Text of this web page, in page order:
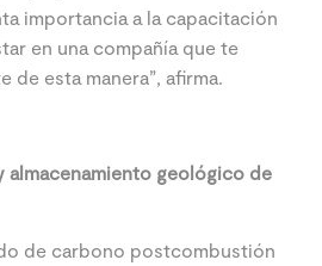
importancia a la capacitación
en una compañía que te
esta manera”, afirma.
almacenamiento geológico de
de carbono postcombustión